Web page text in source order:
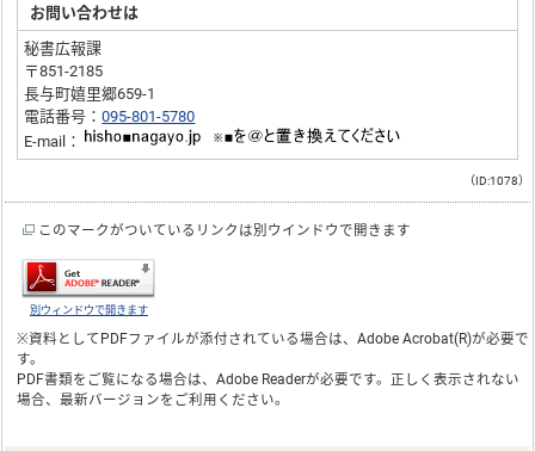
お問い合わせは
秘書広報課
〒851-2185
長与町嬉里郷659-1
電話番号：095-801-5780
E-mail：
（ID:1078）
このマークがついているリンクは別ウインドウで開きます
別ウィンドウで開きます
※資料としてPDFファイルが添付されている場合は、Adobe Acrobat(R)が必要で
す。
PDF書類をご覧になる場合は、Adobe Readerが必要です。正しく表示されない
場合、最新バージョンをご利用ください。